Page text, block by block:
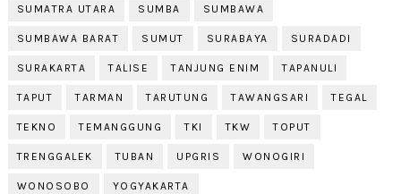
SUMATRA UTARA SUMBA SUMBAWA
SUMBAWA BARAT SUMUT SURABAYA SURADADI
SURAKARTA TALISE TANJUNG ENIM TAPANULI
TAPUT TARMAN TARUTUNG TAWANGSARI TEGAL
TEKNO TEMANGGUNG TKI TKW TOPUT
TRENGGALEK TUBAN UPGRIS WONOGIRI
WONOSOBO YOGYAKARTA